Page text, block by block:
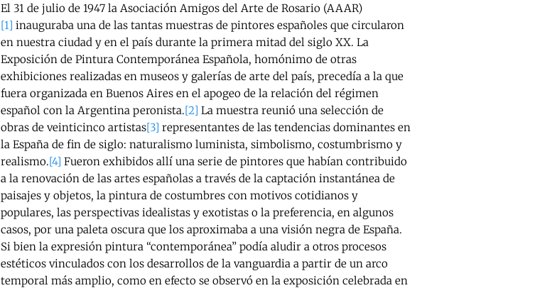
El 31 de julio de 1947 la Asociación Amigos del Arte de Rosario (AAAR)
[1] inauguraba una de las tantas muestras de pintores españoles que circularon
en nuestra ciudad y en el país durante la primera mitad del siglo XX. La
Exposición de Pintura Contemporánea Española, homónimo de otras
exhibiciones realizadas en museos y galerías de arte del país, precedía a la que
fuera organizada en Buenos Aires en el apogeo de la relación del régimen
español con la Argentina peronista.[2] La muestra reunió una selección de
obras de veinticinco artistas[3] representantes de las tendencias dominantes en
la España de fin de siglo: naturalismo luminista, simbolismo, costumbrismo y
realismo.[4] Fueron exhibidos allí una serie de pintores que habían contribuido
a la renovación de las artes españolas a través de la captación instantánea de
paisajes y objetos, la pintura de costumbres con motivos cotidianos y
populares, las perspectivas idealistas y exotistas o la preferencia, en algunos
casos, por una paleta oscura que los aproximaba a una visión negra de España.
Si bien la expresión pintura “contemporánea” podía aludir a otros procesos
estéticos vinculados con los desarrollos de la vanguardia a partir de un arco
temporal más amplio, como en efecto se observó en la exposición celebrada en